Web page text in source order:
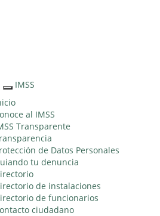
Interruptor
de
Navegación
IMSS
al IMSS
Transparente
de Datos Personales
tu denuncia
de instalaciones
de funcionarios
ciudadano